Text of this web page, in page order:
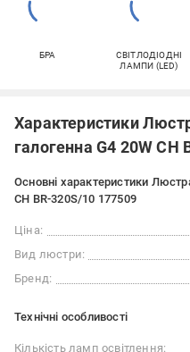
БРА
СВІТЛОДІОДНІ
ЛАМПИ (LED)
Характеристики
галогенна G4 20W CH
Основні характеристики
CH BR-320S/10 177509
Ціна:
Вид люстри:
Бренд:
Технічні особливості
Кількість ламп освітлення: